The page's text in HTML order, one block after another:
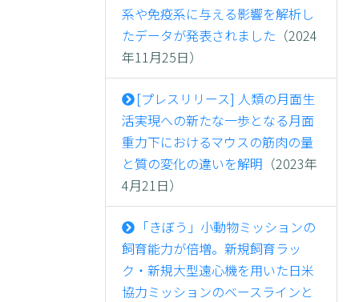
系や免疫系に与える影響を解析し
たデータが発表されました （2024
年11月25日）
[プレスリリース] 人類の月面生
活実現への新たな一歩となる月面
重力下におけるマウスの筋肉の量
と質の変化の違いを解明 （2023年
4月21日）
「きぼう」小動物ミッションの
飼育能力が倍増。新規飼育ラッ
ク・新規大型遠心機を用いた日米
協力ミッションのベースラインと